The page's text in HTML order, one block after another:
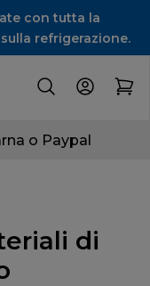
con tutta la
refrigerazione.
o Paypal
di